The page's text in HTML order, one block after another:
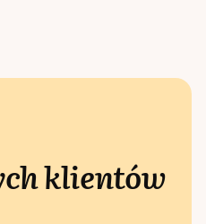
klientów